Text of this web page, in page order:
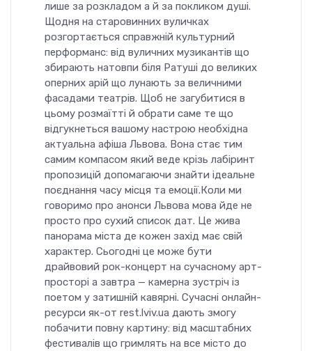
лише за розкладом а й за покликом душі.
Щодня на старовинних вуличках
розгортається справжній культурний
перформанс: від вуличних музикантів що
збирають натовпи біля Ратуші до великих
оперних арій що лунають за величними
фасадами театрів. Щоб не загубитися в
цьому розмаїтті й обрати саме те що
відгукнеться вашому настрою необхідна
актуальна афіша Львова. Вона стає тим
самим компасом який веде крізь лабіринт
пропозицій допомагаючи знайти ідеальне
поєднання часу місця та емоції.Коли ми
говоримо про анонси Львова мова йде не
просто про сухий список дат. Це жива
панорама міста де кожен захід має свій
характер. Сьогодні це може бути
драйвовий рок-концерт на сучасному арт-
просторі а завтра — камерна зустріч із
поетом у затишній кавярні. Сучасні онлайн-
ресурси як-от rest.lviv.ua дають змогу
побачити повну картину: від масштабних
фестивалів що гримлять на все місто до